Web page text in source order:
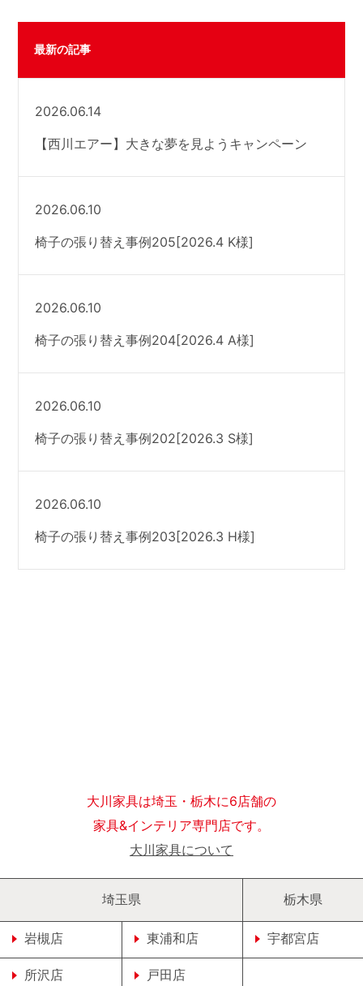
最新の記事
2026.06.14
【西川エアー】大きな夢を見ようキャンペーン
2026.06.10
椅子の張り替え事例205[2026.4 K様]
2026.06.10
椅子の張り替え事例204[2026.4 A様]
2026.06.10
椅子の張り替え事例202[2026.3 S様]
2026.06.10
椅子の張り替え事例203[2026.3 H様]
大川家具は埼玉・栃木に6店舗の
家具&インテリア専門店です。
大川家具について
埼玉県
岩槻店 東浦和店
所沢店 戸田店
栃木県
宇都宮店